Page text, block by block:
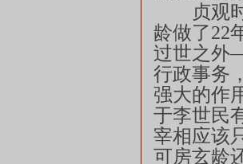
贞观时
龄做了22
过世之外
行政事务
强大的作
于李世民
宰相应该
可房玄龄